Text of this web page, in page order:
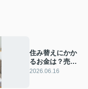
住み替えにかか
るお金は？売買
の費用について
2026.06.16